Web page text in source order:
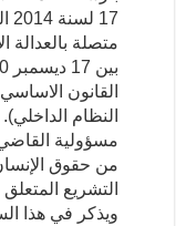
متصلة بالعدالة
النظام
مسؤولية
التشريع المتعلق
ويذكر في هذا